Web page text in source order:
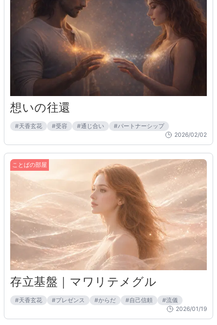
想いの往還
#天香玄花 #受容 #通じ合い #パートナーシップ
2026/02/02
ことばの部屋
存立基盤｜マワリテメグル
#天香玄花 #プレゼンス #からだ #自己信頼 #流儀
2026/01/19